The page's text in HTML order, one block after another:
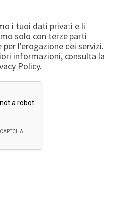
i tuoi dati privati e li
solo con terze parti
per l'erogazione dei servizi.
informazioni, consulta la
Policy.